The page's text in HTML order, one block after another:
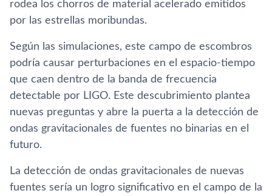
rodea los chorros de material acelerado emitidos
por las estrellas moribundas.
Según las simulaciones, este campo de escombros
podría causar perturbaciones en el espacio-tiempo
que caen dentro de la banda de frecuencia
detectable por LIGO. Este descubrimiento plantea
nuevas preguntas y abre la puerta a la detección de
ondas gravitacionales de fuentes no binarias en el
futuro.
La detección de ondas gravitacionales de nuevas
fuentes sería un logro significativo en el campo de la